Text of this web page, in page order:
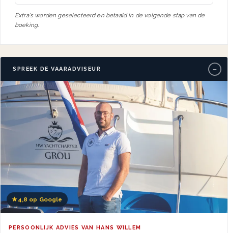
Extra's worden geselecteerd en betaald in de volgende stap van de
boeking.
SPREEK DE VAARADVISEUR −
★4,8 op Google
PERSOONLIJK ADVIES VAN HANS WILLEM